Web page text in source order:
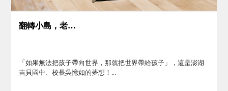
翻轉小島，老幼共好
「如果無法把孩子帶向世界，那就把世界帶給孩子」，這是澎湖
吉貝國中、校長吳憶如的夢想！...